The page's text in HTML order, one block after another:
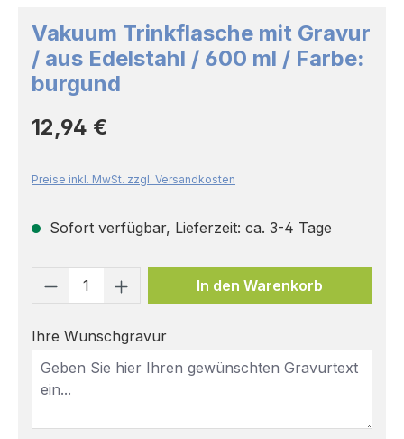
Vakuum Trinkflasche mit Gravur
/ aus Edelstahl / 600 ml / Farbe:
burgund
Regulärer Preis:
12,94 €
Preise inkl. MwSt. zzgl. Versandkosten
Sofort verfügbar, Lieferzeit: ca. 3-4 Tage
Produkt Anzahl: Gib den
In den Warenkorb
Ihre Wunschgravur